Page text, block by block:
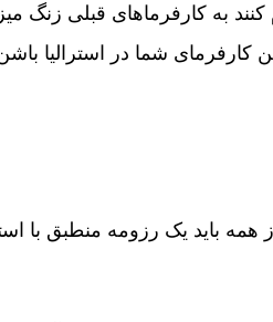
کنند به کارفرماهای قبلی زنگ
کارفرمای شما در استرالیا
باید یک رزومه منطبق با